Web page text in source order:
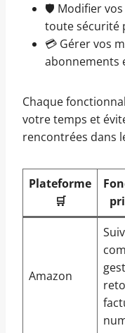
🛡️ Modifier
toute sécurité
💳 Gérer vos
abonnements
Chaque
votre temps et
rencontrées dans
Plateforme
🛒
Amazon